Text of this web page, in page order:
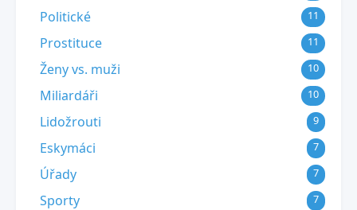
Politické 11
Prostituce 11
Ženy vs. muži 10
Miliardáři 10
Lidožrouti 9
Eskymáci 7
Úřady 7
Sporty 7